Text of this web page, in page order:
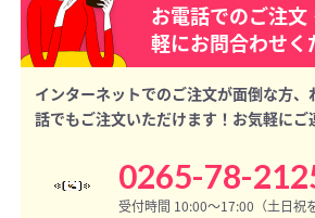
お電話でのご注
軽にお問合わせく
インターネットでのご注文が面倒な方
話でもご注文いただけます！お気軽にご
0265-78-
受付時間 10:00〜17:00（土日祝